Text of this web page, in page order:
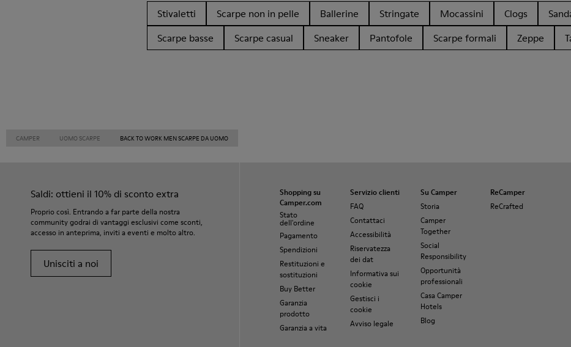
Stivaletti Scarpe non in pelle Ballerine Stringate Mocassini Clogs
Scarpe basse
Scarpe casual Sneaker Pantofole Scarpe formali Zeppe
CAMPER UOMO SCARPE BACK TO WORK MEN SCARPE DA UOMO
Saldi: ottieni il 10% di sconto extra
Proprio così. Entrando a far parte della nostra
community godrai di vantaggi esclusivi come sconti,
accesso in anteprima, inviti a eventi e molto altro.
Unisciti a noi
Shopping su
Camper.com
Stato
dell'ordine
Pagamento
Spendizioni
Restituzioni e
sostituzioni
Buy Better
Garanzia
prodotto
Garanzia a vita
Servizio clienti
FAQ
Contattaci
Accessibilità
Riservatezza
dei dat
Informativa sui
cookie
Gestisci i
cookie
Avviso legale
Su Camper
Storia
Camper
Together
Social
Responsibility
Opportunità
professionali
Casa Camper
Hotels
Blog
ReCamper
ReCrafted